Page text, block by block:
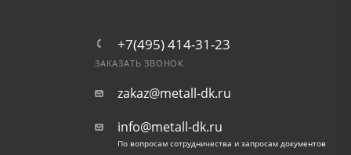
+7(495) 414-31-23
ЗАКАЗАТЬ ЗВОНОК
zakaz@metall-dk.ru
info@metall-dk.ru
По вопросам сотрудничества и запросам документов